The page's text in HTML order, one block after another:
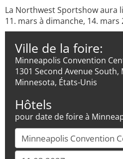
La Northwest Sportshow aura
11. mars à dimanche, 14. mars
Ville de la foire:
Minneapolis Convention
1301 Second Avenue
Minnesota, États-Unis
Hôtels
pour date de foire à